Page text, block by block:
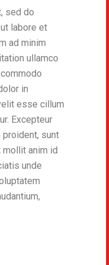
sed do
labore et
ad minim
ullamco
in
esse cillum
Excepteur
proident, sunt
mollit anim id
unde